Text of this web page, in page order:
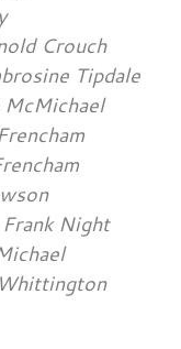
Crouch
Tipdale
McMichael
Night